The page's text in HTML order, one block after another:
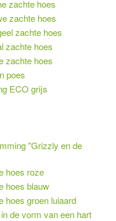
zachte hoes
zachte hoes
zachte hoes
zachte hoes
zachte hoes
poes
ECO grijs
"Grizzly en de
hoes roze
hoes blauw
hoes groen luiaard
de vorm van een hart